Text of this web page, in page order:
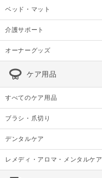
ベッド・マット
介護サポート
オーナーグッズ
ケア用品
すべてのケア用品
ブラシ・爪切り
デンタルケア
レメディ・アロマ・メンタルケア